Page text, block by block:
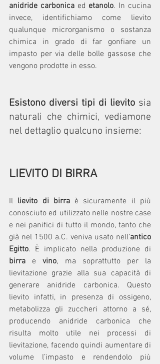
anidride carbonica ed etanolo. In cucina
invece, identifichiamo come lievito
qualunque microrganismo o sostanza
chimica in grado di far gonfiare un
impasto per via delle bolle gassose che
vengono prodotte in esso.
Esistono diversi tipi di lievito sia
naturali che chimici, vediamone
nel dettaglio qualcuno insieme:
LIEVITO DI BIRRA
Il lievito di birra è sicuramente il più
conosciuto ed utilizzato nelle nostre case
e nei panifici di tutto il mondo, tanto che
già nel 1500 a.C. veniva usato nell’antico
Egitto
birra e vino, ma soprattutto per la
lievitazione grazie alla sua capacità di
generare anidride carbonica. Questo
lievito infatti, in presenza di ossigeno,
metabolizza gli zuccheri attorno a sé,
producendo anidride carbonica che
risulta molto utile nei processi di
lievitazione, facendo quindi aumentare di
volume l’impasto e rendendolo più